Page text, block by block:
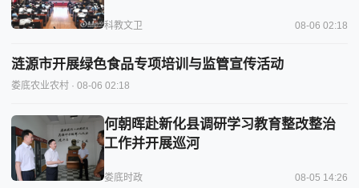
科教文卫 08-06 02:18
涟源市开展绿色食品专项培训与监管宣传活动
娄底农业农村 · 08-06 02:18
何朝晖赴新化县调研学习教育整改整治
工作并开展巡河
娄底时政 08-05 14:26